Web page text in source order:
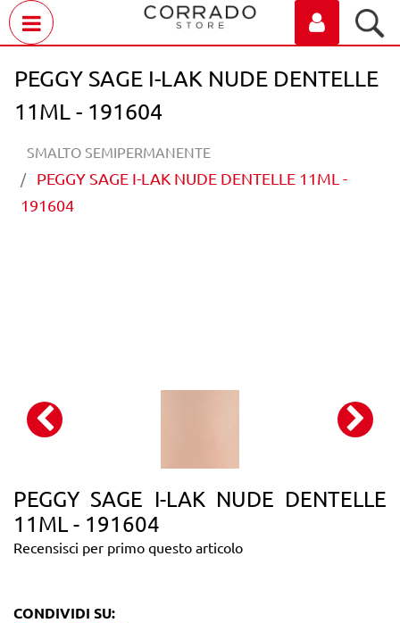
PEGGY SAGE I-LAK NUDE DENTELLE
11ML - 191604
SMALTO SEMIPERMANENTE
PEGGY SAGE I-LAK NUDE DENTELLE 11ML -
191604
PEGGY SAGE I-LAK NUDE DENTELLE
11ML - 191604
Recensisci per primo questo articolo
CONDIVIDI SU: